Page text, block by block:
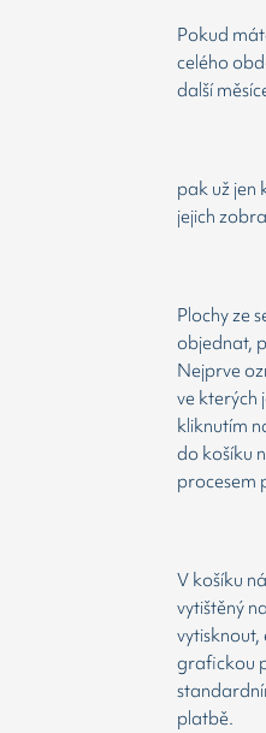
Pokud
celého
další
pak už jen
jejich
Plochy ze
objednat,
Nejprve
ve kterých
kliknutím
do košíku
procesem
V košíku
vytištěný
vytisknout,
grafickou
platbě.